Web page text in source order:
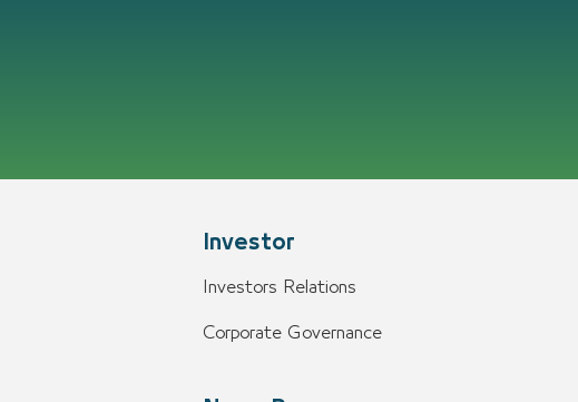
Investor
Investors Relations
Corporate Governance